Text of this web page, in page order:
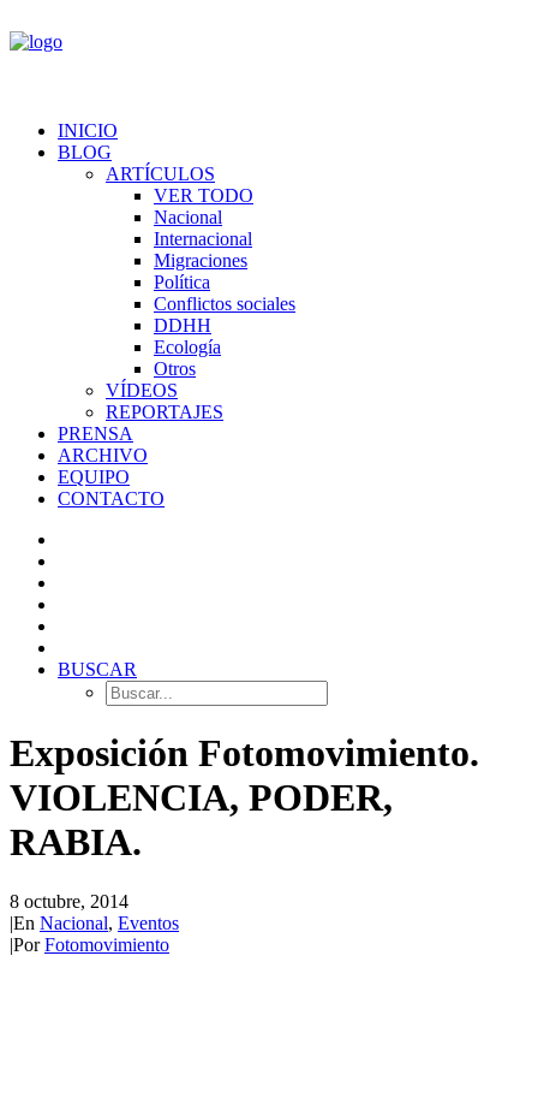
INICIO
BLOG
ARTÍCULOS
VER TODO
Nacional
Internacional
Migraciones
Política
Conflictos sociales
DDHH
Ecología
Otros
VÍDEOS
REPORTAJES
PRENSA
ARCHIVO
EQUIPO
CONTACTO
BUSCAR
Exposición Fotomovimiento.
VIOLENCIA, PODER,
RABIA.
8 octubre, 2014
|En Nacional, Eventos
|PorFotomovimiento